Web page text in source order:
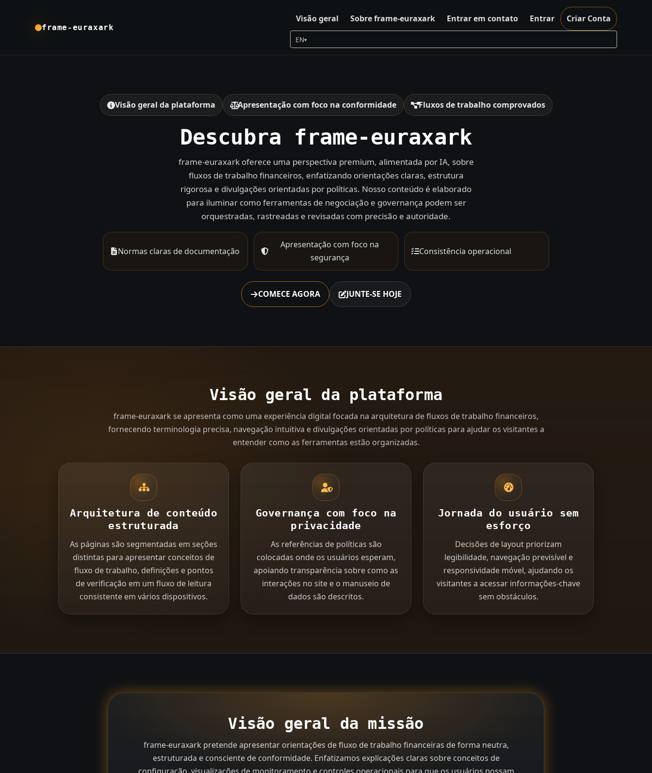
frame-euraxark
Visão geral Sobre frame-euraxark Entrar em contato Entrar Criar Conta
EN▾
Visão geral da plataforma Apresentação com foco na conformidade Fluxos de trabalho comprovados
Descubra frame-euraxark
frame-euraxark oferece uma perspectiva premium, alimentada por IA, sobre
fluxos de trabalho financeiros, enfatizando orientações claras, estrutura
rigorosa e divulgações orientadas por políticas. Nosso conteúdo é elaborado
para iluminar como ferramentas de negociação e governança podem ser
orquestradas, rastreadas e revisadas com precisão e autoridade.
Normas claras de documentação
Apresentação com foco na
segurança
Consistência operacional
COMECE AGORA JUNTE-SE HOJE
Visão geral da plataforma
frame-euraxark se apresenta como uma experiência digital focada na arquitetura de fluxos de trabalho financeiros,
fornecendo terminologia precisa, navegação intuitiva e divulgações orientadas por políticas para ajudar os visitantes a
entender como as ferramentas estão organizadas.
Arquitetura de conteúdo
estruturada
As páginas são segmentadas em seções
distintas para apresentar conceitos de
fluxo de trabalho, definições e pontos
de verificação em um fluxo de leitura
consistente em vários dispositivos.
Governança com foco na
privacidade
As referências de políticas são
colocadas onde os usuários esperam,
apoiando transparência sobre como as
interações no site e o manuseio de
dados são descritos.
Jornada do usuário sem
esforço
Decisões de layout priorizam
legibilidade, navegação previsível e
responsividade móvel, ajudando os
visitantes a acessar informações-chave
sem obstáculos.
Visão geral da missão
frame-euraxark pretende apresentar orientações de fluxo de trabalho financeiras de forma neutra,
estruturada e consciente de conformidade. Enfatizamos explicações claras sobre conceitos de